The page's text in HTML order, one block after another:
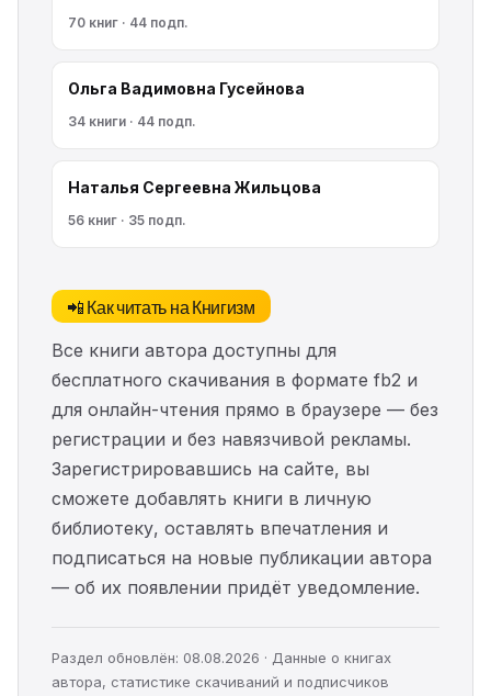
70 книг · 44 подп.
Ольга Вадимовна Гусейнова
34 книги · 44 подп.
Наталья Сергеевна Жильцова
56 книг · 35 подп.
📲 Как читать на Книгизм
Все книги автора доступны для
бесплатного скачивания в формате fb2 и
для онлайн-чтения прямо в браузере — без
регистрации и без навязчивой рекламы.
Зарегистрировавшись на сайте, вы
сможете добавлять книги в личную
библиотеку, оставлять впечатления и
подписаться на новые публикации автора
— об их появлении придёт уведомление.
Раздел обновлён: 08.08.2026 · Данные о книгах
автора, статистике скачиваний и подписчиков